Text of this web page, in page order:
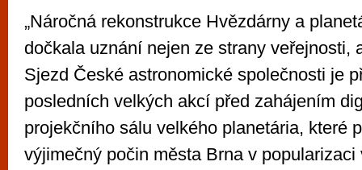
„Náročná rekonstrukce Hvězdárny a
dočkala uznání nejen ze strany veřejnosti,
Sjezd České astronomické společnosti je
posledních velkých akcí před zahájením
projekčního sálu velkého planetária, které
výjimečný počin města Brna v popularizaci